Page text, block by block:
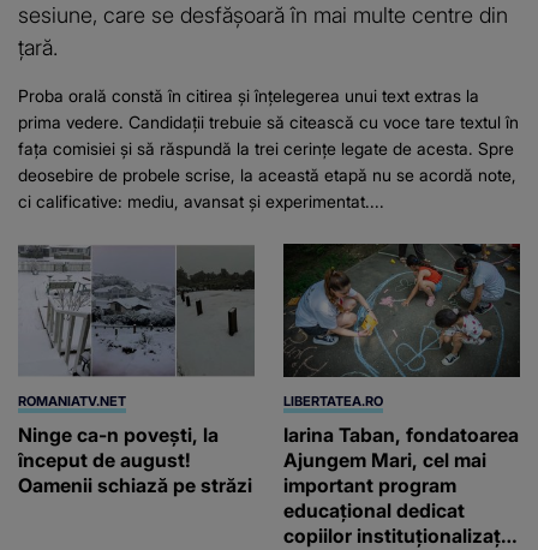
sesiune, care se desfășoară în mai multe centre din
țară.
Proba orală constă în citirea și înțelegerea unui text extras la
prima vedere. Candidații trebuie să citească cu voce tare textul în
fața comisiei și să răspundă la trei cerințe legate de acesta. Spre
deosebire de probele scrise, la această etapă nu se acordă note,
ci calificative: mediu, avansat și experimentat....
ROMANIATV.NET
Ninge ca-n povești, la
început de august!
Oamenii schiază pe străzi
LIBERTATEA.RO
Iarina Taban, fondatoarea
Ajungem Mari, cel mai
important program
educațional dedicat
copiilor instituționalizați